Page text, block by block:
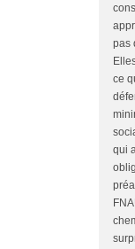
pas
ce
qui